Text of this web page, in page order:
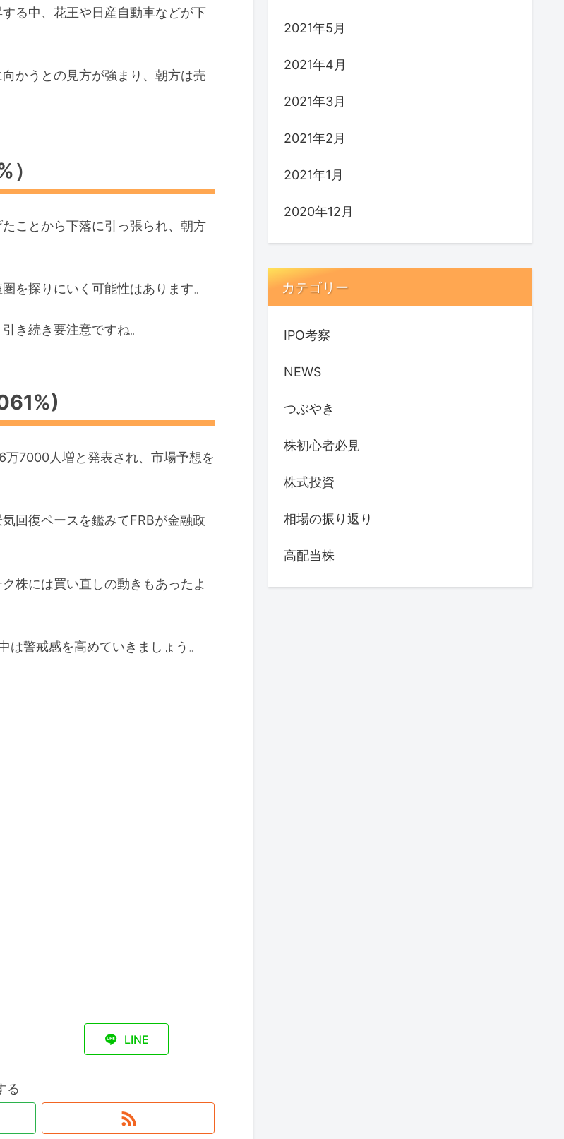
る中、花王や日産自動車などが下
かうとの見方が強まり、朝方は売
ことから下落に引っ張られ、朝方
を探りにいく可能性はあります。
き続き要注意ですね。
7000人増と発表され、市場予想を
回復ペースを鑑みてFRBが金融政
株には買い直しの動きもあったよ
警戒感を高めていきましょう。
LINE
る
2021年5月
2021年4月
2021年3月
2021年2月
2021年1月
2020年12月
カテゴリー
IPO考察
NEWS
つぶやき
株初心者必見
株式投資
相場の振り返り
高配当株